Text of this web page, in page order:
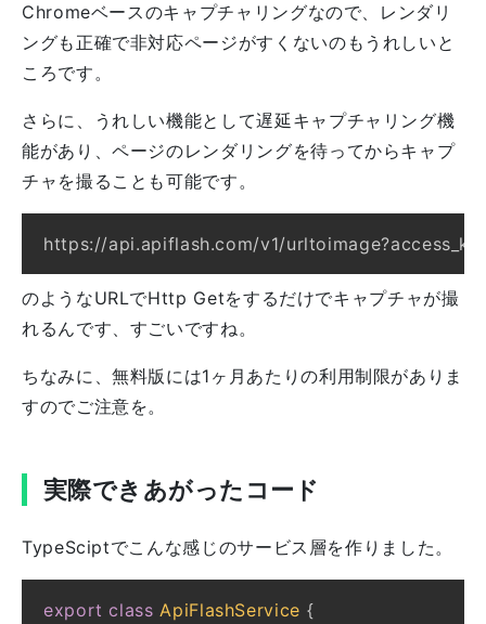
Chromeベースのキャプチャリングなので、レンダリ
ングも正確で非対応ページがすくないのもうれしいと
ころです。
さらに、うれしい機能として遅延キャプチャリング機
能があり、ページのレンダリングを待ってからキャプ
チャを撮ることも可能です。
のようなURLでHttp Getをするだけでキャプチャが撮
れるんです、すごいですね。
ちなみに、無料版には1ヶ月あたりの利用制限がありま
すのでご注意を。
実際できあがったコード
TypeSciptでこんな感じのサービス層を作りました。
export class ApiFlashService {